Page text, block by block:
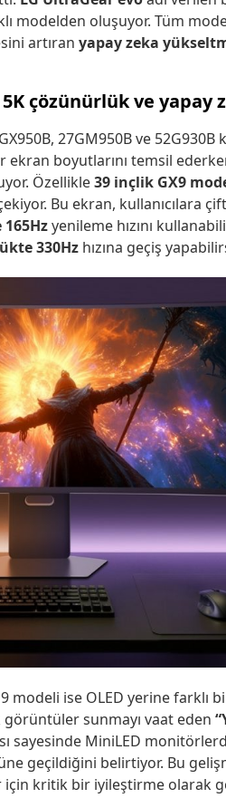
modelden oluşuyor. Tüm
artıran yapay zeka
çözünürlük ve yapay
27GM950B ve 52G930B
ekran boyutlarını temsil
Özellikle39 inçlik GX9
Bu ekran, kullanıcılara
yenileme hızını
330Hz hızına geçiş
ise OLED yerine farklı
sunmayı vaat eden
sayesinde MiniLED
geçildiğini belirtiyor. Bu
kritik bir iyileştirme olarak